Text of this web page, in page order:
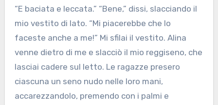
“E baciata e leccata.” “Bene,” dissi, slacciando il
mio vestito di lato. “Mi piacerebbe che lo
faceste anche a me!” Mi sfilai il vestito. Alina
venne dietro di me e slacciò il mio reggiseno, che
lasciai cadere sul letto. Le ragazze presero
ciascuna un seno nudo nelle loro mani,
accarezzandolo, premendo con i palmi e